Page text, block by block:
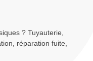
? Tuyauterie,
réparation fuite,